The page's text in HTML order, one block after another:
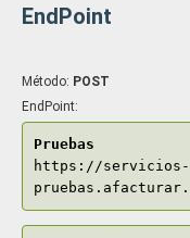
EndPoint
Método: POST
EndPoint:
Pruebas
https://servicios-